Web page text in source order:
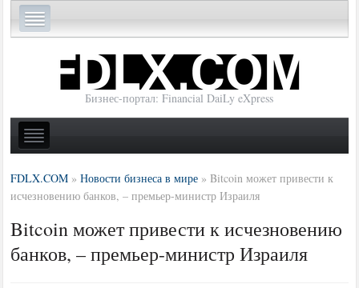
Бизнес-портал: Financial DaiLy eXpress
FDLX.COM »Новости бизнеса в мире »Bitcoin может привести к
исчезновению банков, – премьер-министр Израиля
Bitcoin может привести к исчезновению
банков, – премьер-министр Израиля